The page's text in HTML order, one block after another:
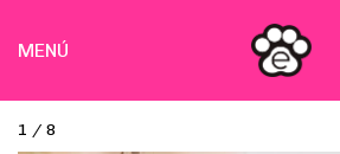
MENÚ
1 / 8